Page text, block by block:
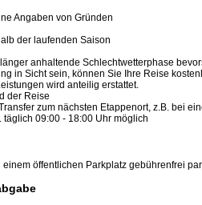
Angaben von Gründen
der laufenden Saison
anhaltende Schlechtwetterphase
in Sicht sein, können Sie Ihre Reise
wird anteilig erstattet.
der Reise
zum nächsten Etappenort, z.B. bei
09:00 - 18:00 Uhr möglich
einem öffentlichen Parkplatz gebührenfrei